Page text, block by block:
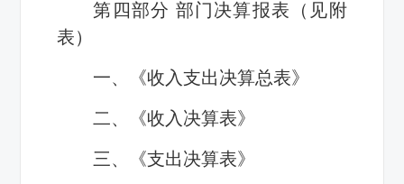
第四部分 部门决算报表（见附
表）
一、《收入支出决算总表》
二、《收入决算表》
三、《支出决算表》